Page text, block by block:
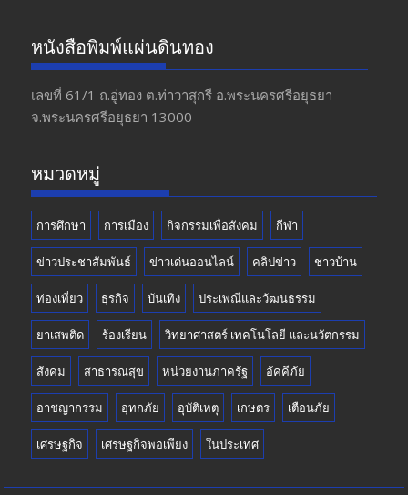
e
b
o
o
a
gr
a
m
itt
er
u
T
u
b
หนังสือพิมพ์แผ่นดินทอง
เลขที่ 61/1 ถ.อู่ทอง​ ต.​ท่าวาสุกรี​ อ.พระนครศรีอยุธยา​
จ.พระนครศรีอยุธยา 13000
หมวดหมู่
การศึกษา การเมือง กิจกรรมเพื่อสังคม กีฬา
ข่าวประชาสัมพันธ์ ข่าวเด่นออนไลน์ คลิปข่าว ชาวบ้าน
ท่องเที่ยว ธุรกิจ บันเทิง ประเพณีและวัฒนธรรม
ยาเสพติด ร้องเรียน วิทยาศาสตร์ เทคโนโลยี และนวัตกรรม
สังคม สาธารณสุข หน่วยงานภาครัฐ อัคคีภัย
อาชญากรรม อุทกภัย อุบัติเหตุ เกษตร เตือนภัย
เศรษฐกิจ เศรษฐกิจพอเพียง ในประเทศ